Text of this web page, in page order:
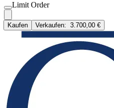
Limit Order
Kaufen Verkaufen: 3.700,00 €